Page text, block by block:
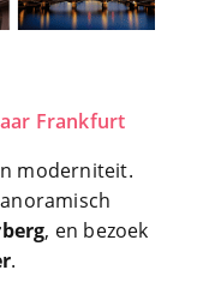
Frankfurt
moderniteit.
, en bezoek
.